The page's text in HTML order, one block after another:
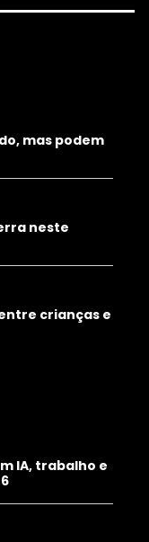
mas podem
neste
crianças e
IA, trabalho e